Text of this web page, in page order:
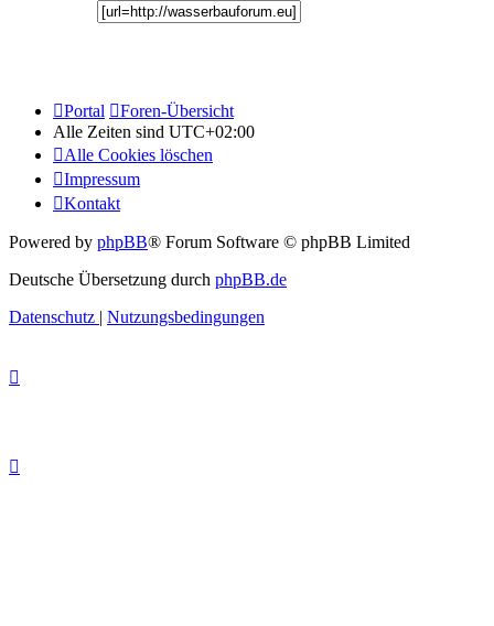
Portal
Foren-Übersicht
Alle Zeiten sind UTC+02:00
Alle Cookies löschen
Impressum
Kontakt
Powered by phpBB® Forum Software © phpBB Limited
Deutsche Übersetzung durch phpBB.de
Datenschutz | Nutzungsbedingungen